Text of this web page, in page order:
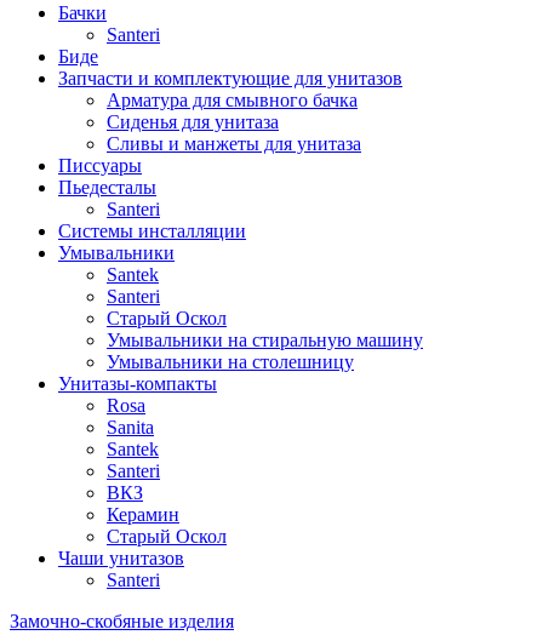
Бачки
Santeri
Биде
Запчасти и комплектующие для унитазов
Арматура для смывного бачка
Сиденья для унитаза
Сливы и манжеты для унитаза
Писсуары
Пьедесталы
Santeri
Системы инсталляции
Умывальники
Santek
Santeri
Старый Оскол
Умывальники на стиральную машину
Умывальники на столешницу
Унитазы-компакты
Rosa
Sanita
Santek
Santeri
ВКЗ
Керамин
Старый Оскол
Чаши унитазов
Santeri
Замочно-скобяные изделия